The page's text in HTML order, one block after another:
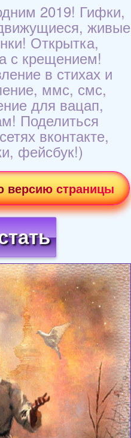
2019! Гифки,
живые
Открытка,
с крещением!
в стихах и
ммс, смс,
для вацап,
Поделиться
вконтакте,
фейсбук!)
версию страницы